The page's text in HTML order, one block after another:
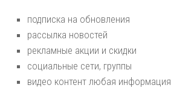
подписка на обновления
рассылка новостей
рекламные акции и скидки
социальные сети, группы
видео контент любая информация